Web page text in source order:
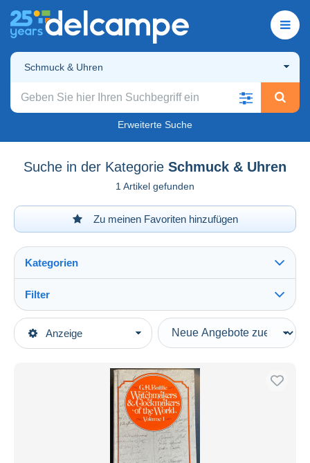
Schmuck & Uhren
Erweiterte Suche
Suche in der Kategorie Schmuck & Uhren
1 Artikel gefunden
Zu meinen Favoriten hinzufügen
Anzeige
Kategorien
Hauptkategorien
Sachbücher & Ratgeber
Schmuck & Uhren
Filter
Art der Verkäufe
Laufende Angebote
Auktionen mit Geboten
Auktionen ohne Gebote
Auktionshäuser